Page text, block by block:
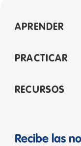
APRENDER
PRACTICAR
RECURSOS
Recibe las